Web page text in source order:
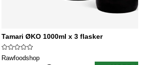
Tamari ØKO 1000ml x 3 flasker
Rawfoodshop